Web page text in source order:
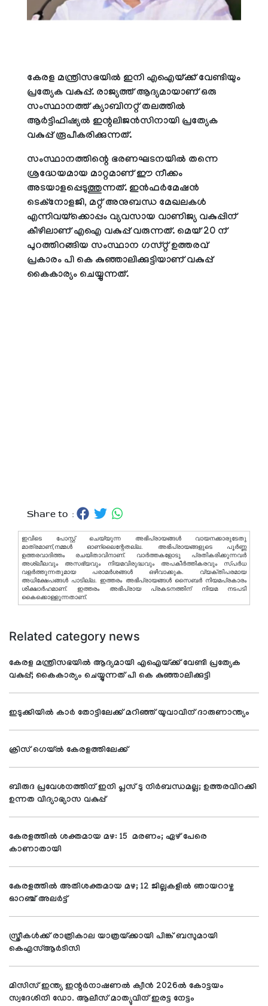
കേരള മന്ത്രിസഭയില്‍ ഇനി എഐയ്ക്ക് വേണ്ടിയും
പ്രത്യേക വകുപ്പ്. രാജ്യത്ത് ആദ്യമായാണ് ഒരു
സംസ്ഥാനത്ത് ക്യാബിനറ്റ് തലത്തില്‍
ആര്‍ട്ടിഫിഷ്യല്‍ ഇന്റലിജന്‍സിനായി പ്രത്യേക
വകുപ്പ് രൂപീകരിക്കുന്നത്.
സംസ്ഥാനത്തിന്റെ ഭരണഘടനയില്‍ തന്നെ
ശ്രദ്ധേയമായ മാറ്റമാണ് ഈ നീക്കം
അടയാളപ്പെടുത്തുന്നത്. ഇന്‍ഫര്‍മേഷന്‍
ടെക്‌നോളജി, മറ്റ് അനുബന്ധ മേഖലകള്‍
എന്നിവയ്‌ക്കൊപ്പം വ്യവസായ വാണിജ്യ വകുപ്പിന്
കീഴിലാണ് എഐ വകുപ്പ് വരുന്നത്. മെയ് 20 ന്
പുറത്തിറങ്ങിയ സംസ്ഥാന ഗസ്റ്റ് ഉത്തരവ്
പ്രകാരം പി കെ കുഞ്ഞാലിക്കുട്ടിയാണ് വകുപ്പ്
കൈകാര്യം ചെയ്യുന്നത്.
Share to :
ഇവിടെ പോസ്റ്റ് ചെയ്യുന്ന അഭിപ്രായങ്ങള്‍ വായനക്കാരുടേതു
മാത്രമാണ്,നമ്മൾ ഓണ്ലൈന്റേതല്ല. അഭിപ്രായങ്ങളുടെ പൂർണ്ണ
ഉത്തരവാദിത്തം രചയിതാവിനാണ്. വാര്‍ത്തകളോടു പ്രതികരിക്കുന്നവര്‍
അശ്ലീലവും അസഭ്യവും നിയമവിരുദ്ധവും അപകീര്‍ത്തികരവും സ്പര്‍ധ
വളര്‍ത്തുന്നതുമായ പരാമര്‍ശങ്ങള്‍ ഒഴിവാക്കുക. വ്യക്തിപരമായ
അധിക്ഷേപങ്ങള്‍ പാടില്ല. ഇത്തരം അഭിപ്രായങ്ങള്‍ സൈബര്‍ നിയമപ്രകാരം
ശിക്ഷാര്‍ഹമാണ്. ഇത്തരം അഭിപ്രായ പ്രകടനത്തിന് നിയമ നടപടി
കൈക്കൊള്ളുന്നതാണ്.
Related category news
കേരള മന്ത്രിസഭയില്‍ ആദ്യമായി എഐയ്ക്ക് വേണ്ടി പ്രത്യേക
വകുപ്പ്; കൈകാര്യം ചെയ്യുന്നത് പി കെ കുഞ്ഞാലിക്കുട്ടി
ഇടുക്കിയില്‍ കാര്‍ തോട്ടിലേക്ക് മറിഞ്ഞ് യുവാവിന് ദാരുണാന്ത്യം
ക്രിസ് ഗെയ്ല്‍ കേരളത്തിലേക്ക്
ബിരുദ പ്രവേശനത്തിന് ഇനി പ്ലസ് ടു നിര്‍ബന്ധമല്ല; ഉത്തരവിറക്കി
ഉന്നത വിദ്യാഭ്യാസ വകുപ്പ്
കേരളത്തില്‍ ശക്തമായ മഴ: 15 മരണം; ഏഴ് പേരെ
കാണാതായി
കേരളത്തില്‍ അതിശക്തമായ മഴ; 12 ജില്ലകളില്‍ ഞായറാഴ്ച
ഓറഞ്ച് അലര്‍ട്ട്
സ്ത്രീകള്‍ക്ക് രാത്രികാല യാത്രയ്ക്കായി പിങ്ക് ബസുമായി
കെഎസ്ആര്‍ടിസി
മിസിസ് ഇന്ത്യ ഇന്റര്‍നാഷണല്‍ ക്വീന്‍ 2026ല്‍ കോട്ടയം
സ്വദേശിനി ഡോ. ആലീസ് മാത്യുവിന് ഇരട്ട നേട്ടം